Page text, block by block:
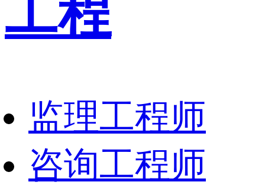
工程
监理工程师
咨询工程师